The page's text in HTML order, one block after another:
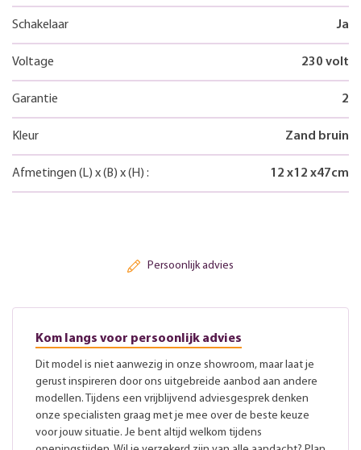
Schakelaar Ja
Voltage 230 volt
Garantie 2
Kleur Zand bruin
Afmetingen (L) x(B) x(H) : 12 x12 x47cm
Persoonlijk advies
Kom langs voor persoonlijk advies
Dit model is niet aanwezig in onze showroom, maar laat je
gerust inspireren door ons uitgebreide aanbod aan andere
modellen. Tijdens een vrijblijvend adviesgesprek denken
onze specialisten graag met je mee over de beste keuze
voor jouw situatie. Je bent altijd welkom tijdens